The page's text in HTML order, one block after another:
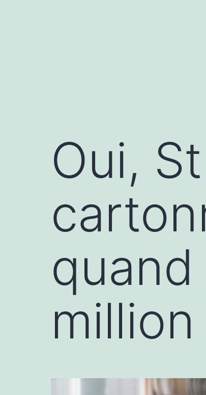
Oui,
million